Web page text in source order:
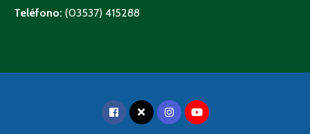
Teléfono: (03537) 415288